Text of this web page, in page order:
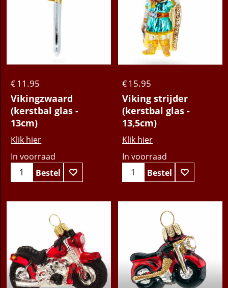
€11.95
Vikingzwaard
(kerstbal glas -
13cm)
Klik hier
In voorraad
Bestel
€15.95
Viking strijder
(kerstbal glas -
13,5cm)
Klik hier
In voorraad
Bestel